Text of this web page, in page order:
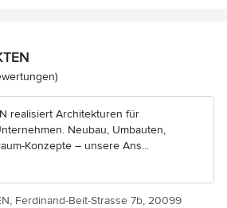
5 von 5 Sternen
realisiert Architekturen für
Neubau, Umbauten,
Konzepte – unsere Ans...
Ferdinand-Beit-Strasse 7b, 20099